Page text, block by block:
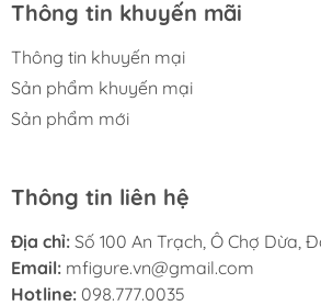
Thông tin khuyến mãi
Thông tin khuyến mại
Sản phẩm khuyến mại
Sản phẩm mới
Thông tin liên hệ
Địa chỉ: Số 100 An Trạch, Ô Chợ Dừa,
Email: mfigure.vn@gmail.com
Hotline: 098.777.0035